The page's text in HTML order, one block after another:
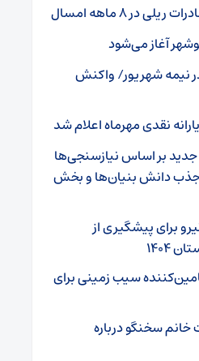
آغاز می‌شود
نیمه شهریور/ واکنش
نقدی مهرماه اعلام شد
بر اساس نیازسنجی‌ها
دانش بنیان‌ها و بخش
برای پیشگیری از
۱۴۰۴
سیب زمینی برای
خانم سخنگو درباره